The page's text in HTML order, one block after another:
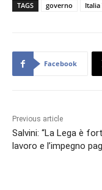
TAGS governo Italia
Facebook
Previous article
Salvini: “La Lega è
lavoro e l’impegno